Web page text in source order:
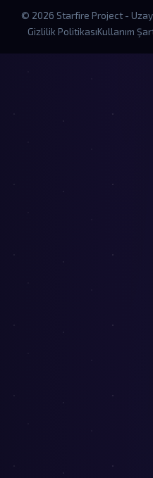
© 2026 Starfire Project -
Gizlilik PolitikasıKullanım